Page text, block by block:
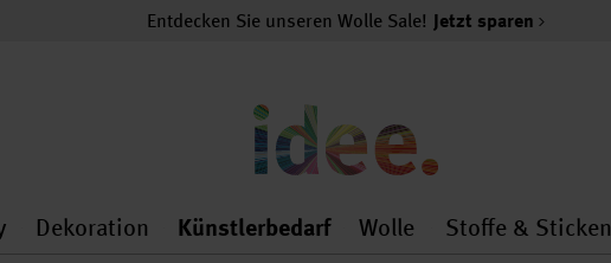
Entdecken Sie unseren Wolle Sale! Jetzt sparen
general.openMenu
Party general.openMenu
Dekoration
Dekoration general.openMenu
Künstlerbedarf
Künstlerbedarf
Wolle
Wolle
Stoffe & Sticken